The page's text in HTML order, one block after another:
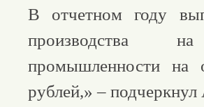
В отчетном году
производства
промышленности
рублей,» –